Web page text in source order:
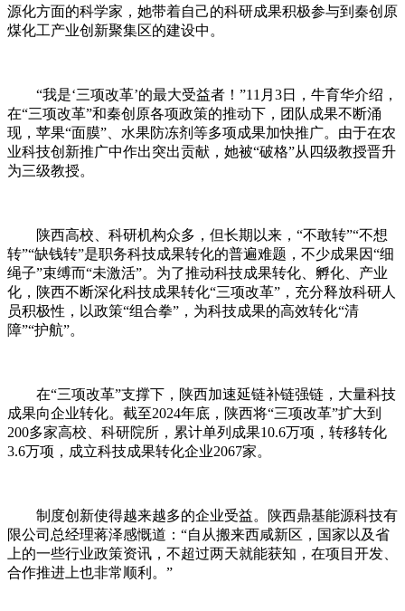
源化方面的科学家，她带着自己的科研成果积极参与到秦创原
煤化工产业创新聚集区的建设中。
“我是‘三项改革’的最大受益者！”11月3日，牛育华介绍，
在“三项改革”和秦创原各项政策的推动下，团队成果不断涌
现，苹果“面膜”、水果防冻剂等多项成果加快推广。由于在农
业科技创新推广中作出突出贡献，她被“破格”从四级教授晋升
为三级教授。
陕西高校、科研机构众多，但长期以来，“不敢转”“不想
转”“缺钱转”是职务科技成果转化的普遍难题，不少成果因“细
绳子”束缚而“未激活”。为了推动科技成果转化、孵化、产业
化，陕西不断深化科技成果转化“三项改革”，充分释放科研人
员积极性，以政策“组合拳”，为科技成果的高效转化“清
障”“护航”。
在“三项改革”支撑下，陕西加速延链补链强链，大量科技
成果向企业转化。截至2024年底，陕西将“三项改革”扩大到
200多家高校、科研院所，累计单列成果10.6万项，转移转化
3.6万项，成立科技成果转化企业2067家。
制度创新使得越来越多的企业受益。陕西鼎基能源科技有
限公司总经理蒋泽感慨道：“自从搬来西咸新区，国家以及省
上的一些行业政策资讯，不超过两天就能获知，在项目开发、
合作推进上也非常顺利。”